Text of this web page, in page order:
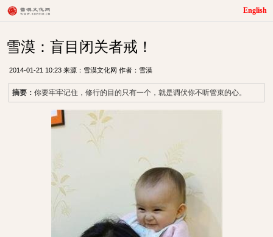
English
雪漠：盲目闭关者戒！
2014-01-21 10:23 来源：雪漠文化网 作者：雪漠
摘要： 你要牢牢记住，修行的目的只有一个，就是调伏你不听管束的心。